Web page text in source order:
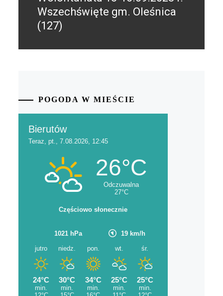
Wszechświęte gm. Oleśnica
(127)
POGODA W MIEŚCIE